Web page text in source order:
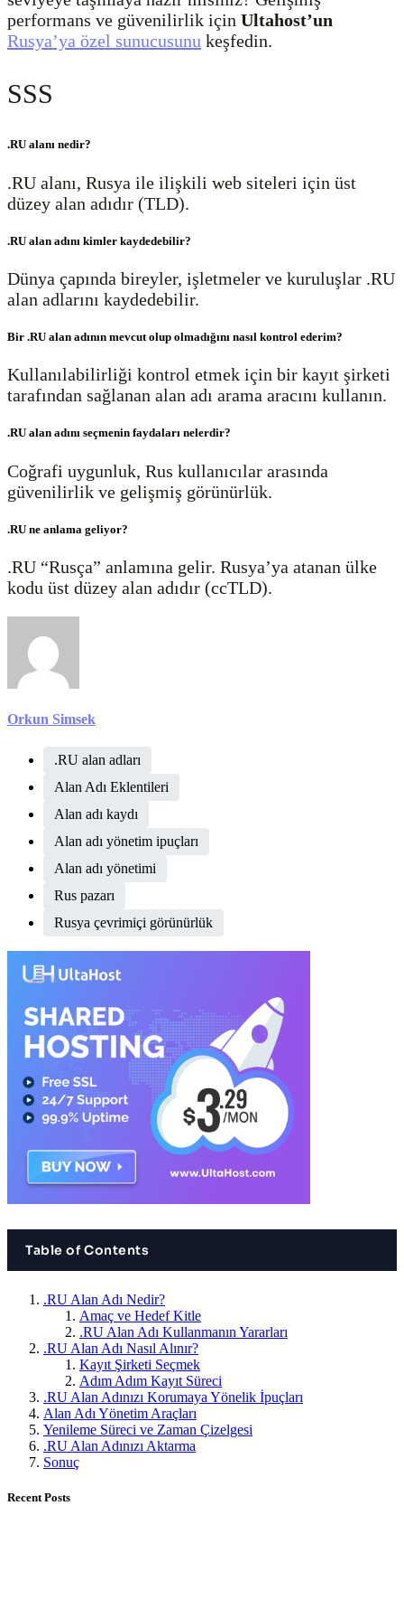
performans ve güvenilirlik için Ultahost’un
Rusya’ya özel sunucusunu keşfedin.
SSS
.RU alanı nedir?
.RU alanı, Rusya ile ilişkili web siteleri için üst
düzey alan adıdır (TLD).
.RU alan adını kimler kaydedebilir?
Dünya çapında bireyler, işletmeler ve kuruluşlar .RU
alan adlarını kaydedebilir.
Bir .RU alan adının mevcut olup olmadığını nasıl kontrol ederim?
Kullanılabilirliği kontrol etmek için bir kayıt şirketi
tarafından sağlanan alan adı arama aracını kullanın.
.RU alan adını seçmenin faydaları nelerdir?
Coğrafi uygunluk, Rus kullanıcılar arasında
güvenilirlik ve gelişmiş görünürlük.
.RU ne anlama geliyor?
.RU “Rusça” anlamına gelir. Rusya’ya atanan ülke
kodu üst düzey alan adıdır (ccTLD).
Orkun Simsek
.RU alan adları
Alan Adı Eklentileri
Alan adı kaydı
Alan adı yönetim ipuçları
Alan adı yönetimi
Rus pazarı
Rusya çevrimiçi görünürlük
Table of Contents
.RU Alan Adı Nedir?
Amaç ve Hedef Kitle
.RU Alan Adı Kullanmanın Yararları
.RU Alan Adı Nasıl Alınır?
Kayıt Şirketi Seçmek
Adım Adım Kayıt Süreci
.RU Alan Adınızı Korumaya Yönelik İpuçları
Alan Adı Yönetim Araçları
Yenileme Süreci ve Zaman Çizelgesi
.RU Alan Adınızı Aktarma
Sonuç
Recent Posts